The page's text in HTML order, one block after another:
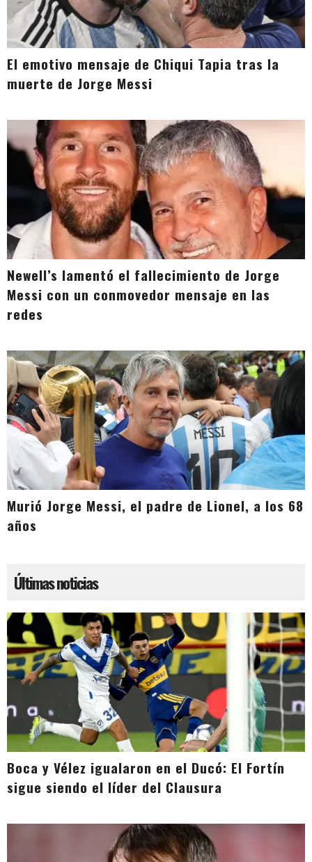
El emotivo mensaje de Chiqui Tapia tras la
muerte de Jorge Messi
Newell’s lamentó el fallecimiento de Jorge
Messi con un conmovedor mensaje en las
redes
Murió Jorge Messi, el padre de Lionel, a los 68
años
Últimas noticias
Boca y Vélez igualaron en el Ducó: El Fortín
sigue siendo el líder del Clausura